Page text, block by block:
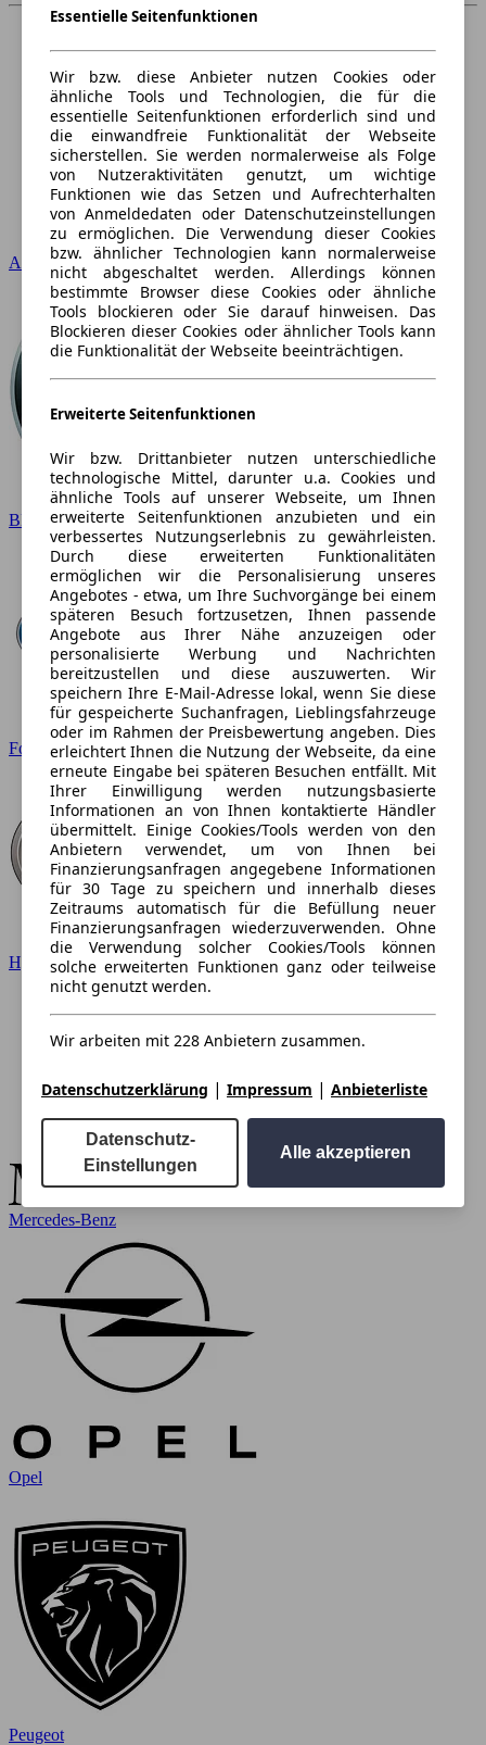
Audi
BMW
Ford
Hyundai
Mercedes-Benz
Opel
Peugeot
Essentielle Seitenfunktionen
Wir bzw. diese Anbieter nutzen Cookies oder
ähnliche Tools und Technologien, die für die
essentielle Seitenfunktionen erforderlich sind und
die einwandfreie Funktionalität der Webseite
sicherstellen. Sie werden normalerweise als Folge
von Nutzeraktivitäten genutzt, um wichtige
Funktionen wie das Setzen und Aufrechterhalten
von Anmeldedaten oder Datenschutzeinstellungen
zu ermöglichen. Die Verwendung dieser Cookies
bzw. ähnlicher Technologien kann normalerweise
nicht abgeschaltet werden. Allerdings können
bestimmte Browser diese Cookies oder ähnliche
Tools blockieren oder Sie darauf hinweisen. Das
Blockieren dieser Cookies oder ähnlicher Tools kann
die Funktionalität der Webseite beeinträchtigen.
Erweiterte Seitenfunktionen
Wir bzw. Drittanbieter nutzen unterschiedliche
technologische Mittel, darunter u.a. Cookies und
ähnliche Tools auf unserer Webseite, um Ihnen
erweiterte Seitenfunktionen anzubieten und ein
verbessertes Nutzungserlebnis zu gewährleisten.
Durch diese erweiterten Funktionalitäten
ermöglichen wir die Personalisierung unseres
Angebotes - etwa, um Ihre Suchvorgänge bei einem
späteren Besuch fortzusetzen, Ihnen passende
Angebote aus Ihrer Nähe anzuzeigen oder
personalisierte Werbung und Nachrichten
bereitzustellen und diese auszuwerten. Wir
speichern Ihre E-Mail-Adresse lokal, wenn Sie diese
für gespeicherte Suchanfragen, Lieblingsfahrzeuge
oder im Rahmen der Preisbewertung angeben. Dies
erleichtert Ihnen die Nutzung der Webseite, da eine
erneute Eingabe bei späteren Besuchen entfällt. Mit
Ihrer Einwilligung werden nutzungsbasierte
Informationen an von Ihnen kontaktierte Händler
übermittelt. Einige Cookies/Tools werden von den
Anbietern verwendet, um von Ihnen bei
Finanzierungsanfragen angegebene Informationen
für 30 Tage zu speichern und innerhalb dieses
Zeitraums automatisch für die Befüllung neuer
Finanzierungsanfragen wiederzuverwenden. Ohne
die Verwendung solcher Cookies/Tools können
solche erweiterten Funktionen ganz oder teilweise
nicht genutzt werden.
Wir arbeiten mit 228 Anbietern zusammen.
Datenschutzerklärung | Impressum | Anbieterliste
Datenschutz-
Einstellungen
Alle akzeptieren